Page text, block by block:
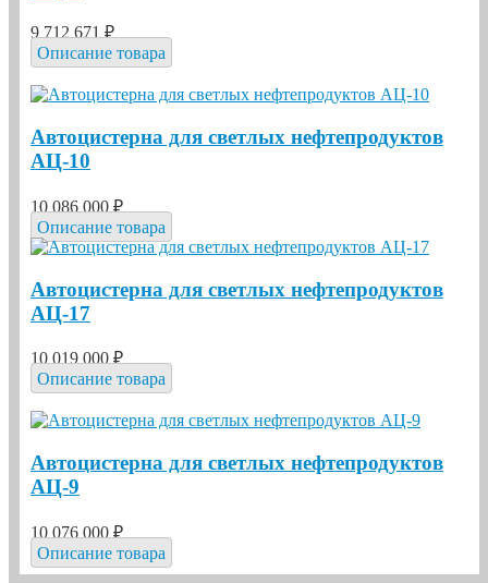
9 712 671 ₽
Описание товара
Автоцистерна для светлых нефтепродуктов
АЦ-10
10 086 000 ₽
Описание товара
Автоцистерна для светлых нефтепродуктов
АЦ-17
10 019 000 ₽
Описание товара
Автоцистерна для светлых нефтепродуктов
АЦ-9
10 076 000 ₽
Описание товара